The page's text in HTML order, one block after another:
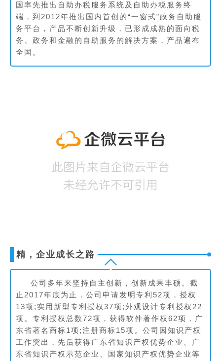
国率先推出自助办税服务系统及自助办税服务终
端，到2012年推出国内首创的“一窗式”政务自助服
务平台，产品不断创新升级，已形成成熟的面向税
务、政务和金融的自助服务的解决方案，产品遍布
全国。
精，企业成长之路
公司多年来坚持自主创新，创新成果丰硕。截
止2017年底为止，公司申请发明专利52项，授权
13项;实用新型专利授权37项;外观设计专利授权22
项。专利授权总数72项，获得软件著作权62项，广
东省著名商标1项;注册商标15项。公司因知识产权
工作突出，先后获得广东省知识产权优势企业、广
东省知识产权示范企业、国家知识产权优势企业等